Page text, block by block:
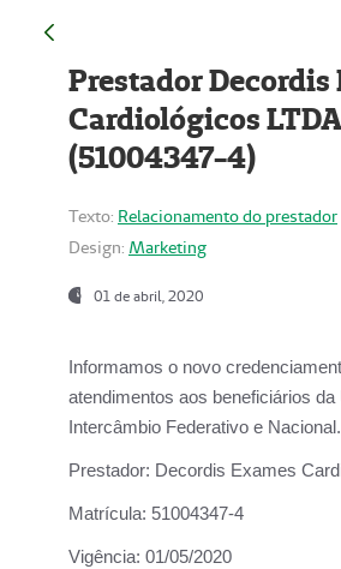
Prestador Decordis
Cardiológicos
(51004347-4)
Texto: Relacionamento do prestador
Design: Marketing
01 de abril, 2020
Informamos o novo
atendimentos aos beneficiários da
Intercâmbio Federativo e Nacional.
Prestador: Decordis Exames
Matrícula: 51004347-4
Vigência: 01/05/2020